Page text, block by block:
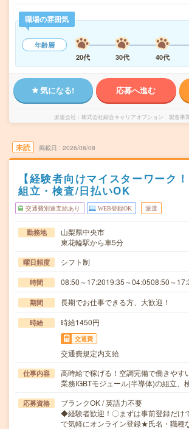
職場の雰囲気
年齢層
20代
30代 40代
気になる! 応募へ進む
派遣会社 株式会社綜合キャリアオプション 製造事業
未読 掲載日 2026/08/08
【経験者向けマイスターワーク
組立・検査/日払いOK
交通費別途支給あり WEB登録OK 派遣
勤務地
山梨県中央市
東花輪駅から車5分
曜日頻度 シフト制
時間 08:50～17:2019:35～04:0508:50～
期間 長期でお仕事できる方、大歓迎！
時給 時給1450円
交通費
交通費規定内支給
仕事内容
高時給で稼げる！空調完備で働きやす
業務IGBTモジュール(半導体)の組立、
応募資格
ブランクOK / 英語力不要
◆経験者歓迎！〇まずは事前登録だけ
で気軽にオンライン登録★氏名・職種